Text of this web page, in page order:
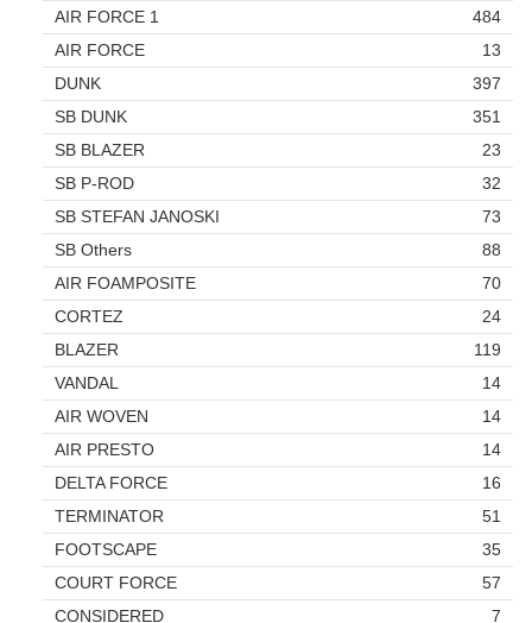
AIR FORCE 1
484
AIR FORCE
13
DUNK
397
SB DUNK
351
SB BLAZER
23
SB P-ROD
32
SB STEFAN JANOSKI
73
SB Others
88
AIR FOAMPOSITE
70
CORTEZ
24
BLAZER
119
VANDAL
14
AIR WOVEN
14
AIR PRESTO
14
DELTA FORCE
16
TERMINATOR
51
FOOTSCAPE
35
COURT FORCE
57
CONSIDERED
7